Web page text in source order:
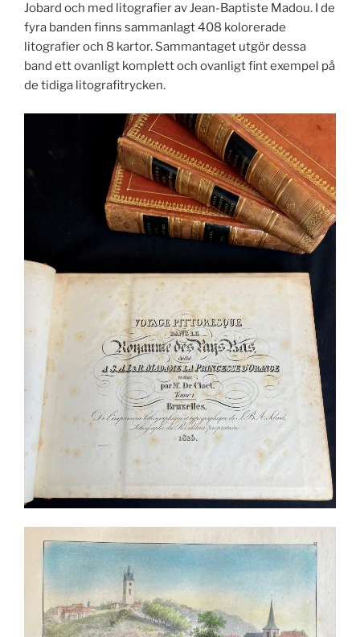
Jobard och med litografier av Jean-Baptiste Madou. I de
fyra banden finns sammanlagt 408 kolorerade
litografier och 8 kartor. Sammantaget utgör dessa
band ett ovanligt komplett och ovanligt fint exempel på
de tidiga litografitrycken.